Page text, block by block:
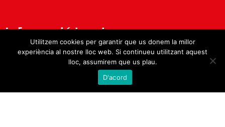
Informació legal
Política de privacitat
Utilitzem cookies per garantir que us donem la millor
experiència al nostre lloc web. Si continueu utilitzant aquest
lloc, assumirem que us plau.
D'acord